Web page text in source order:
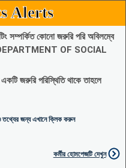
Alerts
সম্পর্কিত কোনো জরুরি পরি অবিলম্বে
(DEPARTMENT OF SOCIAL
জরুরি পরিস্থিতি থাকে তাহলে
তথ্যের জন্য এখানে ক্লিক করুন
কর্মীর হোমপেজটি দেখুন